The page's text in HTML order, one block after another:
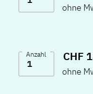
Anzahl CHF